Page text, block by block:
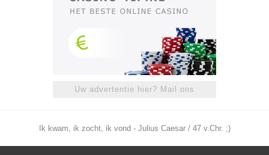
Uw advertentie hier? Mail ons
Ik kwam, ik zocht, ik vond - Julius Caesar / 47 v.Chr. ;)